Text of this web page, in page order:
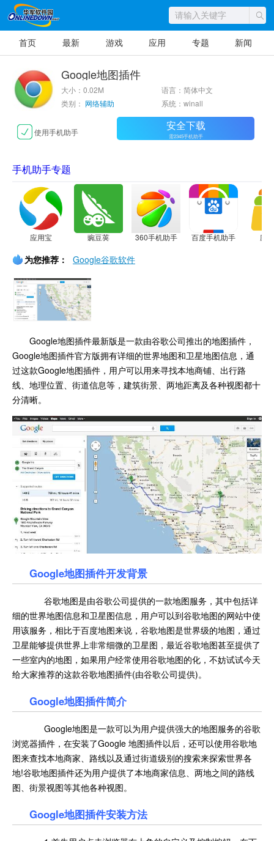
首页 最新 游戏 应用 专题 新闻
Google地图插件
大小：0.02M
语言：简体中文
类别： 网络辅助 系统：winall
使用手机助手 安全下载
需2345手机助手
手机助手专题
应用宝 豌豆荚 360手机助手 百度手机助手 应
为您推荐： Google谷歌软件
Google地图插件最新版是一款由谷歌公司推出的地图插件，
Google地图插件官方版拥有详细的世界地图和卫星地图信息，通
过这款Google地图插件，用户可以用来寻找本地商铺、出行路
线、地理位置、街道信息等，建筑街景、两地距离及各种视图都十
分清晰。
Google地图插件开发背景
谷歌地图是由谷歌公司提供的一款地图服务，其中包括详
细的世界地图信息和卫星图信息，用户可以到谷歌地图的网站中使
用该服务，相比于百度地图来说，谷歌地图是世界级的地图，通过
卫星能够提供世界上非常细微的卫星图，最近谷歌地图甚至提供了
一些室内的地图，如果用户经常使用谷歌地图的化，不妨试试今天
给大家推荐的这款谷歌地图插件(由谷歌公司提供)。
Google地图插件简介
Google地图是一款可以为用户提供强大的地图服务的谷歌
浏览器插件，在安装了Google 地图插件以后，还可以使用谷歌地
图来查找本地商家、路线以及通过街道级别的搜索来探索世界各
地!谷歌地图插件还为用户提供了本地商家信息、两地之间的路线
图、街景视图等其他各种视图。
Google地图插件安装方法